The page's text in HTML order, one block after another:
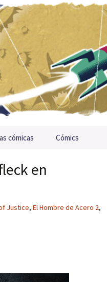
cómicas Cómics
en
Justice, El Hombre de Acero 2,